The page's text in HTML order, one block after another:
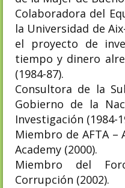
Colaboradora del
la Universidad de
el proyecto de
tiempo y dinero
(1984-87).
Consultora de la
Gobierno de la
Investigación (1984-
Miembro de AFTA –
Academy (2000).
Miembro del
Corrupción (2002).